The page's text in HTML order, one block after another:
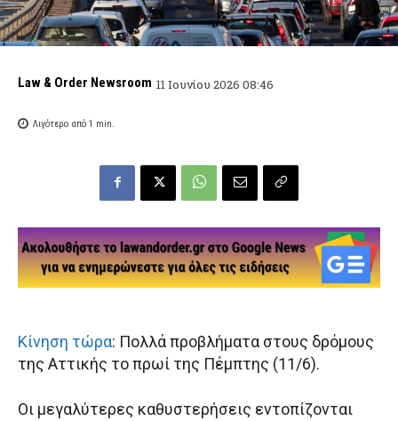
Law & Order Newsroom 11 Ιουνίου 2026 08:46
Λιγότερο από 1 min.
Κίνηση τώρα: Πολλά προβλήματα στους δρόμους
της Αττικής το πρωί της Πέμπτης (11/6).
Οι μεγαλύτερες καθυστερήσεις εντοπίζονται